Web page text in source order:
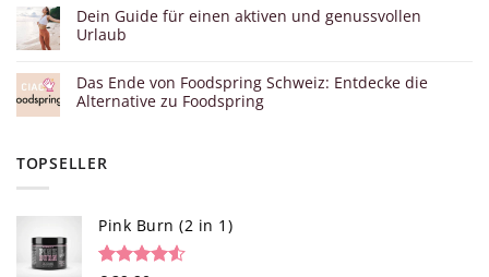
Dein Guide für einen aktiven und genussvollen
Urlaub
Das Ende von Foodspring Schweiz: Entdecke die
Alternative zu Foodspring
TOPSELLER
Pink Burn (2 in 1)